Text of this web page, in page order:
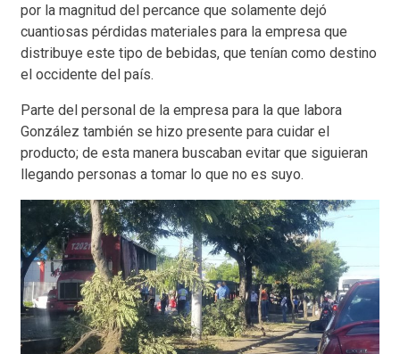
por la magnitud del percance que solamente dejó
cuantiosas pérdidas materiales para la empresa que
distribuye este tipo de bebidas, que tenían como destino
el occidente del país.
Parte del personal de la empresa para la que labora
González también se hizo presente para cuidar el
producto; de esta manera buscaban evitar que siguieran
llegando personas a tomar lo que no es suyo.